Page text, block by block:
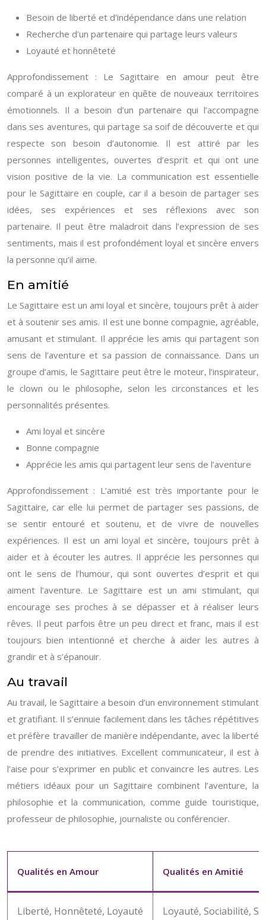
Besoin de liberté et d’indépendance dans une relation
Recherche d’un partenaire qui partage leurs valeurs
Loyauté et honnêteté
Approfondissement : Le Sagittaire en amour peut être
comparé à un explorateur en quête de nouveaux territoires
émotionnels. Il a besoin d’un partenaire qui l’accompagne
dans ses aventures, qui partage sa soif de découverte et qui
respecte son besoin d’autonomie. Il est attiré par les
personnes intelligentes, ouvertes d’esprit et qui ont une
vision positive de la vie. La communication est essentielle
pour le Sagittaire en couple, car il a besoin de partager ses
idées, ses expériences et ses réflexions avec son
partenaire. Il peut être maladroit dans l’expression de ses
sentiments, mais il est profondément loyal et sincère envers
la personne qu’il aime.
En amitié
Le Sagittaire est un ami loyal et sincère, toujours prêt à aider
et à soutenir ses amis. Il est une bonne compagnie, agréable,
amusant et stimulant. Il apprécie les amis qui partagent son
sens de l’aventure et sa passion de connaissance. Dans un
groupe d’amis, le Sagittaire peut être le moteur, l’inspirateur,
le clown ou le philosophe, selon les circonstances et les
personnalités présentes.
Ami loyal et sincère
Bonne compagnie
Apprécie les amis qui partagent leur sens de l’aventure
Approfondissement : L’amitié est très importante pour le
Sagittaire, car elle lui permet de partager ses passions, de
se sentir entouré et soutenu, et de vivre de nouvelles
expériences. Il est un ami loyal et sincère, toujours prêt à
aider et à écouter les autres. Il apprécie les personnes qui
ont le sens de l’humour, qui sont ouvertes d’esprit et qui
aiment l’aventure. Le Sagittaire est un ami stimulant, qui
encourage ses proches à se dépasser et à réaliser leurs
rêves. Il peut parfois être un peu direct et franc, mais il est
toujours bien intentionné et cherche à aider les autres à
grandir et à s’épanouir.
Au travail
Au travail, le Sagittaire a besoin d’un environnement stimulant
et gratifiant. Il s’ennuie facilement dans les tâches répétitives
et préfère travailler de manière indépendante, avec la liberté
de prendre des initiatives. Excellent communicateur, il est à
l’aise pour s’exprimer en public et convaincre les autres. Les
métiers idéaux pour un Sagittaire combinent l’aventure, la
philosophie et la communication, comme guide touristique,
professeur de philosophie, journaliste ou conférencier.
Qualités en Amour Qualités en Amitié
Liberté, Honnêteté, Loyauté Loyauté, Sociabilité,